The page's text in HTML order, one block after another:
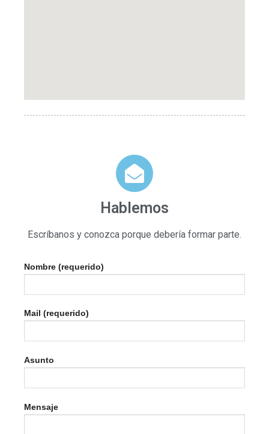
Hablemos
Escríbanos y conozca porque debería formar parte.
Nombre (requerido)
Mail (requerido)
Asunto
Mensaje